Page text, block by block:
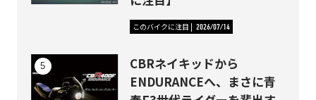
このバイクに注目 2026/07/14
CBRネイキッドから
ENDURANCEへ、まさに青